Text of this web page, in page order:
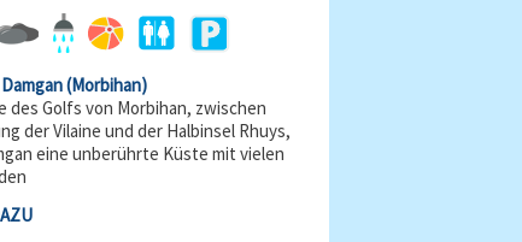
(Morbihan)
des Golfs von Morbihan, zwischen
der Vilaine und der Halbinsel Rhuys,
eine unberührte Küste mit vielen